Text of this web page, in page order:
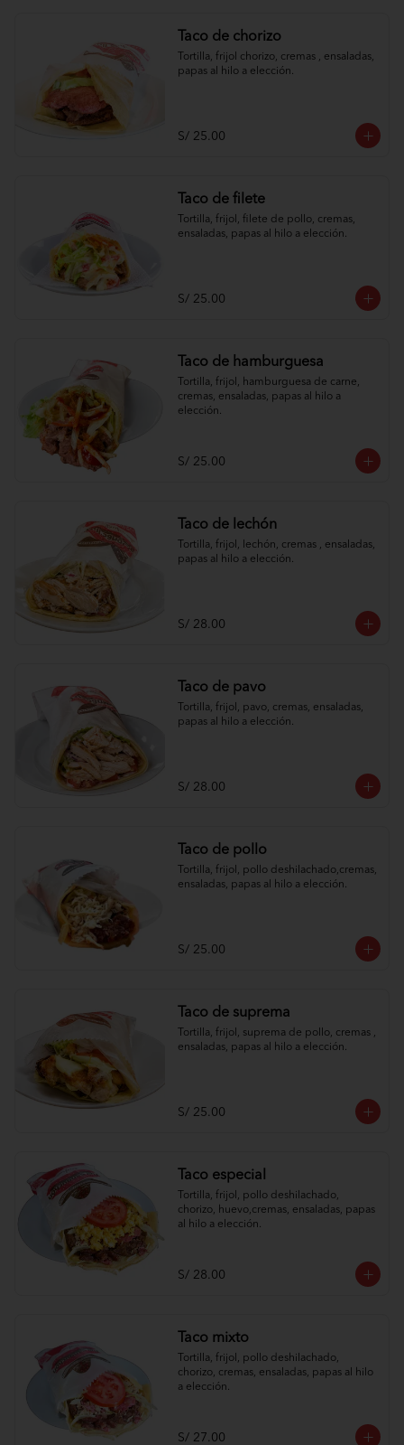
Taco de chorizo
Tortilla, frijol chorizo, cremas , ensaladas,
papas al hilo a elección.
S/ 25.00
Taco de filete
Tortilla, frijol, filete de pollo, cremas,
ensaladas, papas al hilo a elección.
S/ 25.00
Taco de hamburguesa
Tortilla, frijol, hamburguesa de carne,
cremas, ensaladas, papas al hilo a
elección.
S/ 25.00
Taco de lechón
Tortilla, frijol, lechón, cremas , ensaladas,
papas al hilo a elección.
S/ 28.00
Taco de pavo
Tortilla, frijol, pavo, cremas, ensaladas,
papas al hilo a elección.
S/ 28.00
Taco de pollo
Tortilla, frijol, pollo deshilachado,cremas,
ensaladas, papas al hilo a elección.
S/ 25.00
Taco de suprema
Tortilla, frijol, suprema de pollo, cremas ,
ensaladas, papas al hilo a elección.
S/ 25.00
Taco especial
Tortilla, frijol, pollo deshilachado,
chorizo, huevo,cremas, ensaladas, papas
al hilo a elección.
S/ 28.00
Taco mixto
Tortilla, frijol, pollo deshilachado,
chorizo, cremas, ensaladas, papas al hilo
a elección.
S/ 27.00